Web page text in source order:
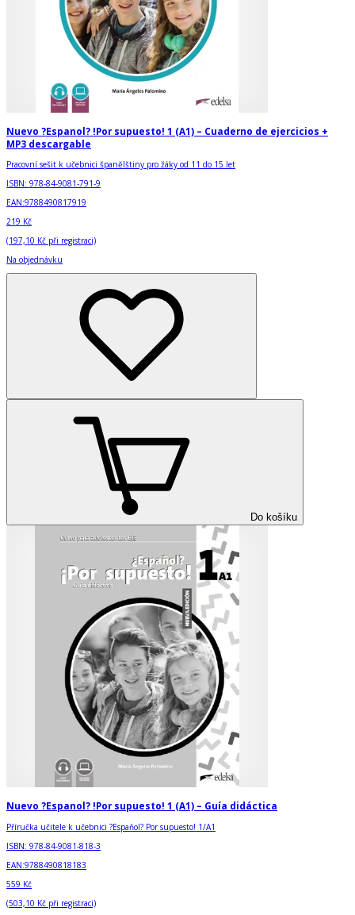
Nuevo ?Espanol? !Por supuesto! 1 (A1) – Cuaderno de ejercicios +
MP3 descargable
Pracovní sešit k učebnici španělštiny pro žáky od 11 do 15 let
ISBN: 978-84-9081-791-9
EAN:9788490817919
219 Kč
(197,10 Kč při registraci)
Na objednávku
Do košíku
Nuevo ?Espanol? !Por supuesto! 1 (A1) – Guía didáctica
Příručka učitele k učebnici ?Espaňol? Por supuesto! 1/A1
ISBN: 978-84-9081-818-3
EAN:9788490818183
559 Kč
(503,10 Kč při registraci)